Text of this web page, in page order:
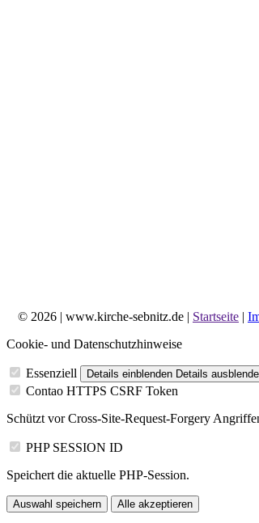
© 2026 | www.kirche-sebnitz.de | Startseite |
Cookie- und Datenschutzhinweise
Essenziell Details einblenden Details
Contao HTTPS CSRF Token
Schützt vor Cross-Site-Request-Forgery
PHP SESSION ID
Speichert die aktuelle PHP-Session.
Auswahl speichern Alle akzeptieren